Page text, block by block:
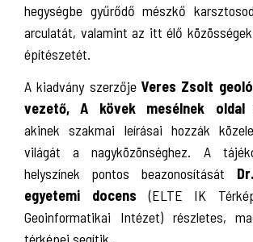
hegységbe gyűrődő mészkő
arculatát, valamint az itt élő
építészetét.
A kiadvány szerzője Veres Zsolt
vezető, A kövek mesélnek oldal
akinek szakmai leírásai hozzák
világát a nagyközönséghez. A
helyszínek pontos beazonosítását
egyetemi docens (ELTE IK
Geoinformatikai Intézet) részletes,